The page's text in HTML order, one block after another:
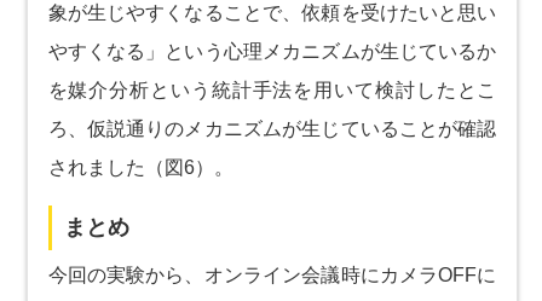
象が生じやすくなることで、依頼を受けたいと思い
やすくなる」という心理メカニズムが生じているか
を媒介分析という統計手法を用いて検討したとこ
ろ、仮説通りのメカニズムが生じていることが確認
されました（図6）。
まとめ
今回の実験から、オンライン会議時にカメラOFFに